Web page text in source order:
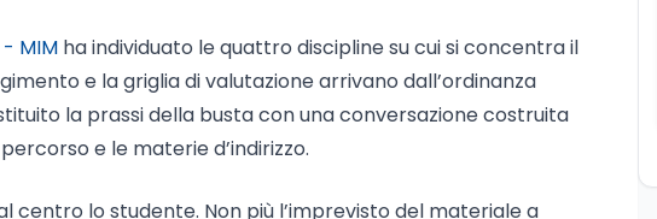
MIM ha individuato le quattro discipline su cui si concentra il
e la griglia di valutazione arrivano dall’ordinanza
la prassi della busta con una conversazione costruita
e le materie d’indirizzo.
centro lo studente. Non più l’imprevisto del materiale a